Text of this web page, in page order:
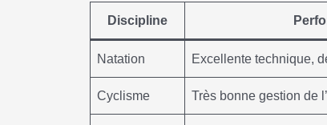
Discipline
Natation Excellente technique,
Cyclisme Très bonne gestion de